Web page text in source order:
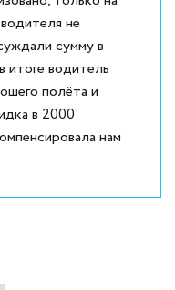
не
сумму в
итоге водитель
полёта и
в 2000
нам